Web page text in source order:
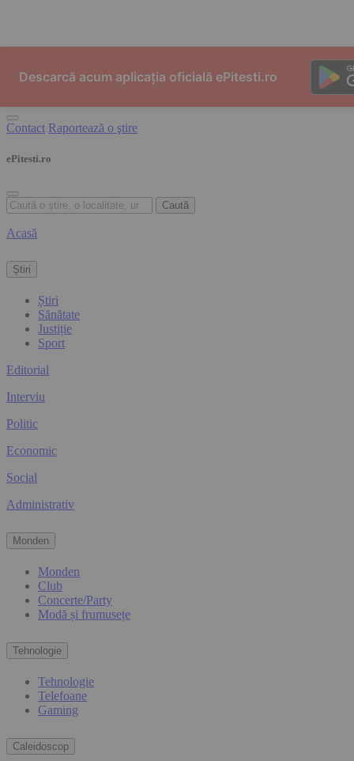
Contact Raportează o ştire
ePitesti.ro
Caută
Acasă
Știri
Știri
Sănătate
Justiție
Sport
Editorial
Interviu
Politic
Economic
Social
Administrativ
Monden
Monden
Club
Concerte/Party
Modă și frumusețe
Tehnologie
Tehnologie
Telefoane
Gaming
Caleidoscop
Descarcă acum aplicația oficială ePitesti.ro